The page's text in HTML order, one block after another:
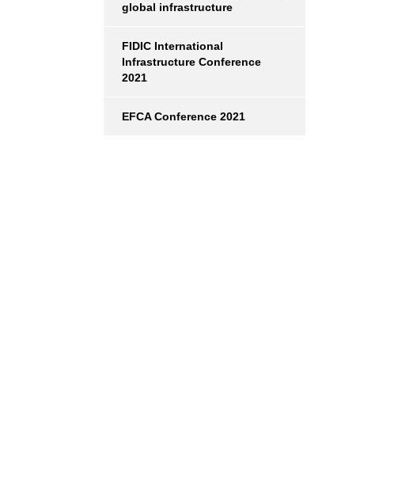
global infrastructure
FIDIC International
Infrastructure Conference
2021
EFCA Conference 2021